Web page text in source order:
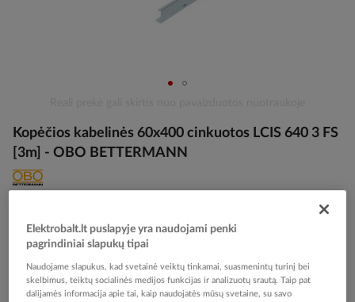
the
beginning
the
Kopėčios kabelinės 60x400 cinkuotos LCIS 640 3 FS
[3m] - OBO BETTERMANN
110162
EAN kodas
Gamintojo prekės kodas
Prisijunkite, norėdami pamatyti kainas
Elektrobalt.lt puslapyje yra naudojami penki
pagrindiniai slapukų tipai
Naudojame slapukus, kad svetainė veiktų tinkamai, suasmenintų turinį bei
skelbimus, teiktų socialinės medijos funkcijas ir analizuotų srautą. Taip pat
dalijamės informacija apie tai, kaip naudojatės mūsų svetaine, su savo